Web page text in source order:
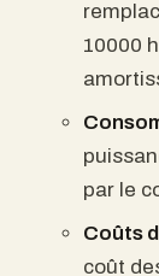
10000
par le
Coûts
coût